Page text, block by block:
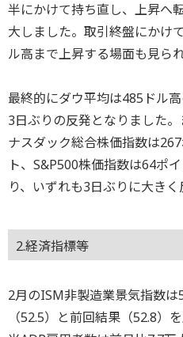
半にかけて持ち直し、上昇へ
大しました。取引終盤にかけ
ル高まで上昇する場面も見ら
最終的にダウ平均は485ドル
3日ぶりの反発となりました
ナスダック総合株価指数は
ト、S&P500株価指数は64ポ
り、いずれも3日ぶりに大きく
2.経済指標等
2月のISM非製造業景気指数は
（52.5）と前回結果（52.8）